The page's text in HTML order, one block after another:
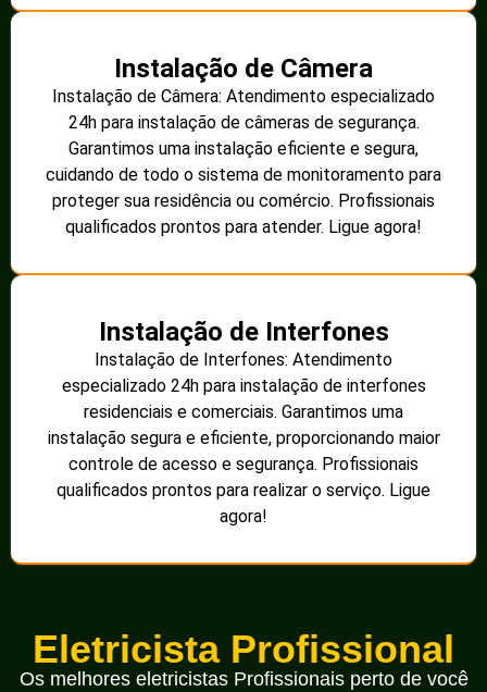
Instalação de Câmera
Instalação de Câmera: Atendimento especializado
24h para instalação de câmeras de segurança.
Garantimos uma instalação eficiente e segura,
cuidando de todo o sistema de monitoramento para
proteger sua residência ou comércio. Profissionais
qualificados prontos para atender. Ligue agora!
Instalação de Interfones
Instalação de Interfones: Atendimento
especializado 24h para instalação de interfones
residenciais e comerciais. Garantimos uma
instalação segura e eficiente, proporcionando maior
controle de acesso e segurança. Profissionais
qualificados prontos para realizar o serviço. Ligue
agora!
Eletricista Profissional
Os melhores eletricistas Profissionais perto de você